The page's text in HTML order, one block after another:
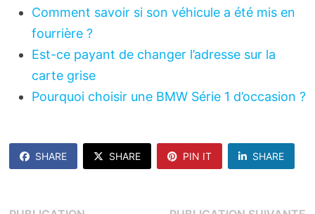
Comment savoir si son véhicule a été mis en
fourrière ?
Est-ce payant de changer l’adresse sur la
carte grise
Pourquoi choisir une BMW Série 1 d’occasion ?
SHARE SHARE PIN IT SHARE